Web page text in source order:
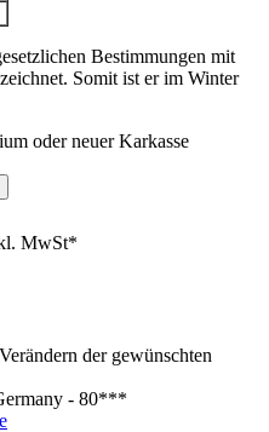
Bestimmungen mit
Somit ist er im Winter
oder neuer Karkasse
MwSt*
der gewünschten
- 80***